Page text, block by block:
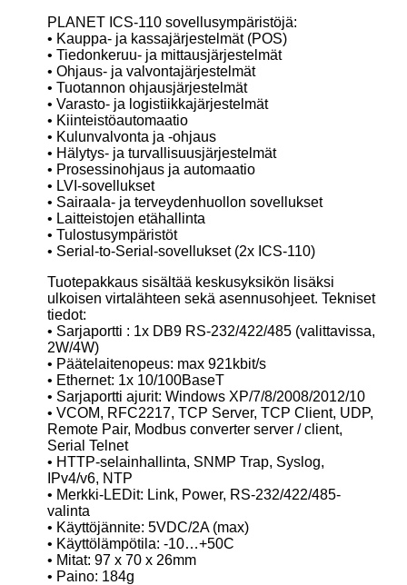
PLANET ICS-110 sovellusympäristöjä:
• Kauppa- ja kassajärjestelmät (POS)
• Tiedonkeruu- ja mittausjärjestelmät
• Ohjaus- ja valvontajärjestelmät
• Tuotannon ohjausjärjestelmät
• Varasto- ja logistiikkajärjestelmät
• Kiinteistöautomaatio
• Kulunvalvonta ja -ohjaus
• Hälytys- ja turvallisuusjärjestelmät
• Prosessinohjaus ja automaatio
• LVI-sovellukset
• Sairaala- ja terveydenhuollon sovellukset
• Laitteistojen etähallinta
• Tulostusympäristöt
• Serial-to-Serial-sovellukset (2x ICS-110)
Tuotepakkaus sisältää keskusyksikön lisäksi
ulkoisen virtalähteen sekä asennusohjeet. Tekniset
tiedot:
• Sarjaportti : 1x DB9 RS-232/422/485 (valittavissa,
2W/4W)
• Päätelaitenopeus: max 921kbit/s
• Ethernet: 1x 10/100BaseT
• Sarjaportti ajurit: Windows XP/7/8/2008/2012/10
• VCOM, RFC2217, TCP Server, TCP Client, UDP,
Remote Pair, Modbus converter server / client,
Serial Telnet
• HTTP-selainhallinta, SNMP Trap, Syslog,
IPv4/v6, NTP
• Merkki-LEDit: Link, Power, RS-232/422/485-
valinta
• Käyttöjännite: 5VDC/2A (max)
• Käyttölämpötila: -10…+50C
• Mitat: 97 x 70 x 26mm
• Paino: 184g